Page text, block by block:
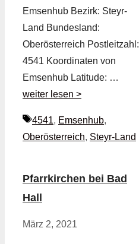
Emsenhub Bezirk: Steyr-
Land Bundesland:
Oberösterreich Postleitzahl:
4541 Koordinaten von
Emsenhub Latitude: …
weiter lesen >
Schlagwörter
4541, Emsenhub,
Oberösterreich, Steyr-Land
Pfarrkirchen bei Bad
Hall
März 2, 2021